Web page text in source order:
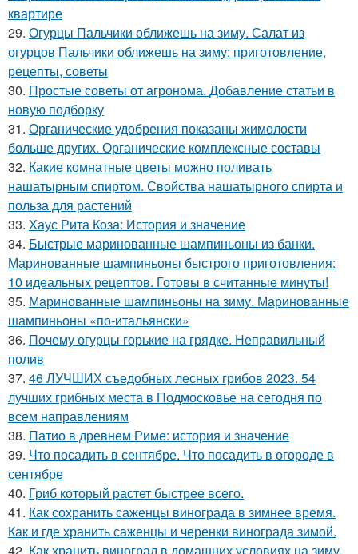
квартире
29. Огурцы Пальчики оближешь на зиму. Салат из
огурцов Пальчики оближешь на зиму: приготовление,
рецепты, советы
30. Простые советы от агронома. Добавление статьи в
новую подборку
31. Органические удобрения показаны жимолости
больше других. Органические комплексные составы
32. Какие комнатные цветы можно поливать
нашатырным спиртом. Свойства нашатырного спирта и
польза для растений
33. Хаус Рита Коза: История и значение
34. Быстрые маринованные шампиньоны из банки.
Маринованные шампиньоны быстрого приготовления:
10 идеальных рецептов. Готовы в считанные минуты!
35. Маринованные шампиньоны на зиму. Маринованные
шампиньоны «по-итальянски»
36. Почему огурцы горькие на грядке. Неправильный
полив
37. 46 ЛУЧШИХ съедобных лесных грибов 2023. 54
лучших грибных места в Подмосковье на сегодня по
всем направлениям
38. Патио в древнем Риме: история и значение
39. Что посадить в сентябре. Что посадить в огороде в
сентябре
40. Гриб который растет быстрее всего.
41. Как сохранить саженцы винограда в зимнее время.
Как и где хранить саженцы и черенки винограда зимой.